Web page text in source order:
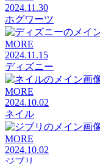
2024.11.30
ホグワーツ
MORE
2024.11.15
ディズニー
MORE
2024.10.02
ネイル
MORE
2024.10.02
ジブリ